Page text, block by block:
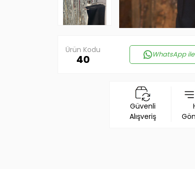
Ürün Kodu
40 WhatsApp
Güvenli
Alışveriş